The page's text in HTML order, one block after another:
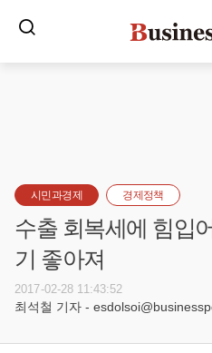
시민과경제 경제정책
수출 회복세에 힘입
기 좋아져
2017-02-28 11:43:52
최석철 기자 -